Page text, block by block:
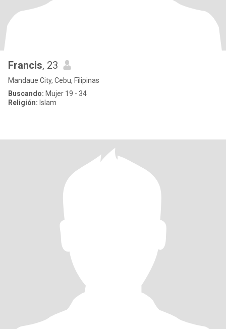
Francis, 23
Mandaue City, Cebu, Filipinas
Buscando: Mujer 19 - 34
Religión: Islam